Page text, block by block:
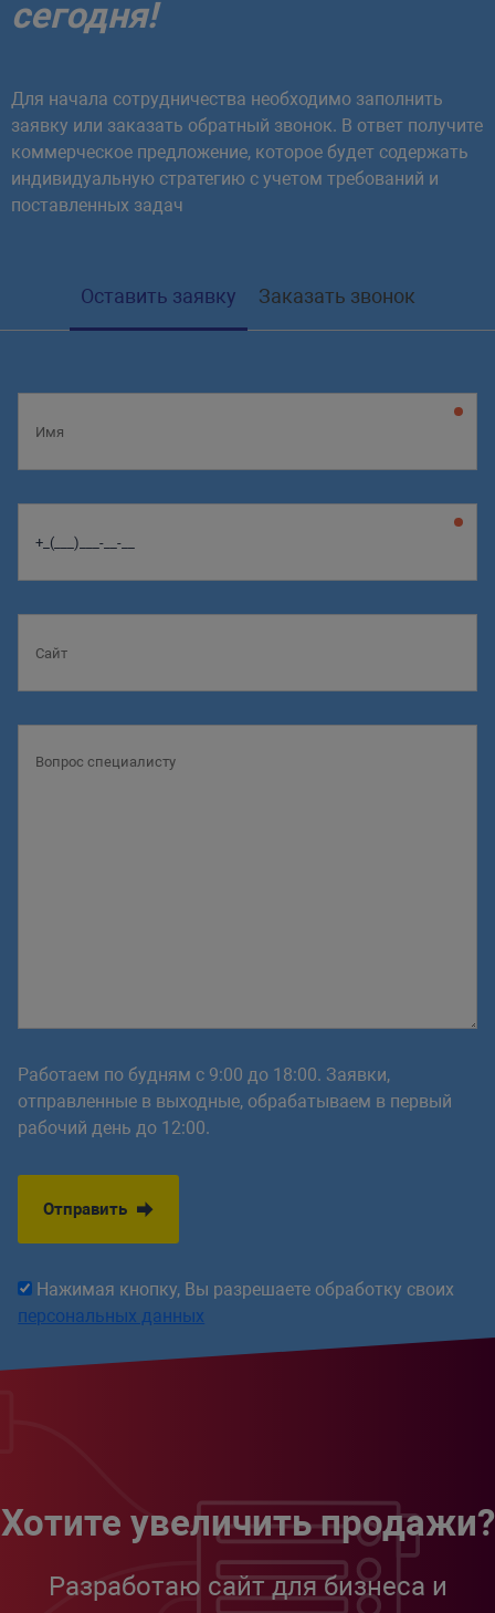
сегодня!
Для начала сотрудничества необходимо заполнить
заявку или заказать обратный звонок. В ответ получите
коммерческое предложение, которое будет содержать
индивидуальную стратегию с учетом требований и
поставленных задач
Оставить заявку Заказать звонок
Работаем по будням с 9:00 до 18:00. Заявки,
отправленные в выходные, обрабатываем в первый
рабочий день до 12:00.
Отправить
Нажимая кнопку, Вы разрешаете обработку своих
персональных данных
Хотите увеличить продажи?
Разработаю сайт для бизнеса и